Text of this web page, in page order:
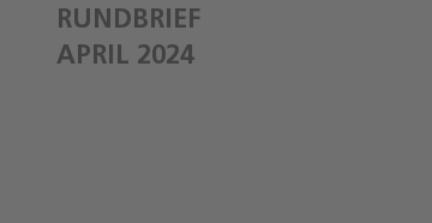
RUNDBRIEF
APRIL 2024